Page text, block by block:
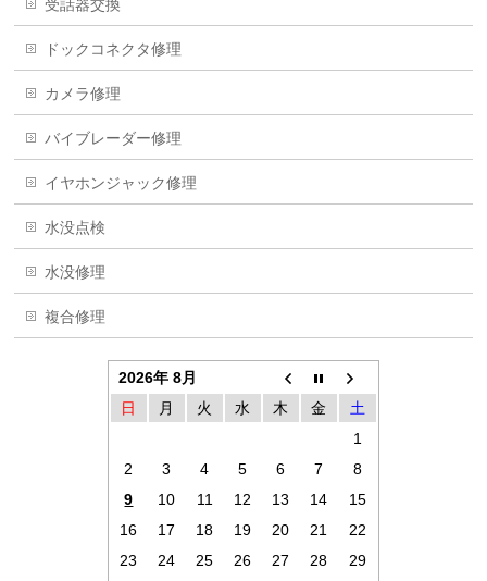
受話器交換
ドックコネクタ修理
カメラ修理
バイブレーダー修理
イヤホンジャック修理
水没点検
水没修理
複合修理
2026年 8月
日
月 火 水 木 金
土
1
2
3 4 5 6 7
8
9
10 11 12 13 14
15
16
17 18 19 20 21
22
23
24 25 26 27 28
29